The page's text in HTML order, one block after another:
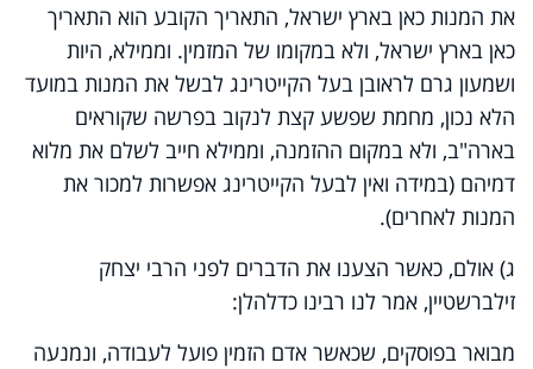
את המנות כאן בארץ ישראל, התאריך הקובע הוא התאריך
כאן בארץ ישראל, ולא במקומו של המזמין. וממילא, היות
ושמעון גרם לראובן בעל הקייטרינג לבשל את המנות במועד
הלא נכון, מחמת שפשע קצת לנקוב בפרשה שקוראים
בארה"ב, ולא במקום ההזמנה, וממילא חייב לשלם את מלוא
דמיהם (במידה ואין לבעל הקייטרינג אפשרות למכור את
המנות לאחרים).
ג) אולם, כאשר הצענו את הדברים לפני הרבי יצחק
זילברשטיין, אמר לנו רבינו כדלהלן:
מבואר בפוסקים, שכאשר אדם הזמין פועל לעבודה, ונמנעה